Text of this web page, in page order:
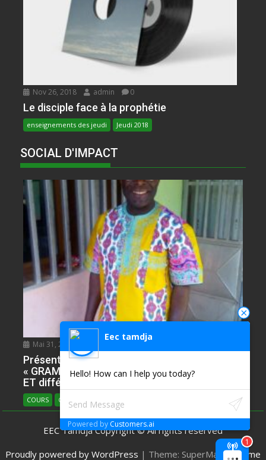
Nov 26, 2018 admin 0
Le disciple face à la prophétie
enseignements des jeudi Jeudi 2018
SOCIAL D'IMPACT
Mai 31, 2020 NDIE SADIE ZACHARIE
Présentation de l’Epreuve d’Anglais. Partie
« GRAMMAR » avec plusieur ILLUSTRATIONS
ET différents types
COURS COURS D'ANGLAIS
EEC Tamdja Copyright © All rights reserved
Proudly powered by WordPress | Theme: SuperMag byAcme
Eec tamdja
Hello! How can I help you today?
Powered by Customers.ai